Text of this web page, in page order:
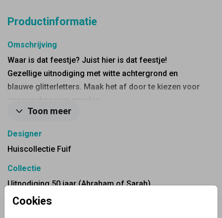
Cookies
Productinformatie
Omschrijving
Waar is dat feestje? Juist hier is dat feestje!
Gezellige uitnodiging met witte achtergrond en
blauwe glitterletters. Maak het af door te kiezen voor
een parelmoeren envelop.
Toon meer
Designer
Huiscollectie Fuif
Collectie
Uitnodiging 50 jaar (Abraham of Sarah)